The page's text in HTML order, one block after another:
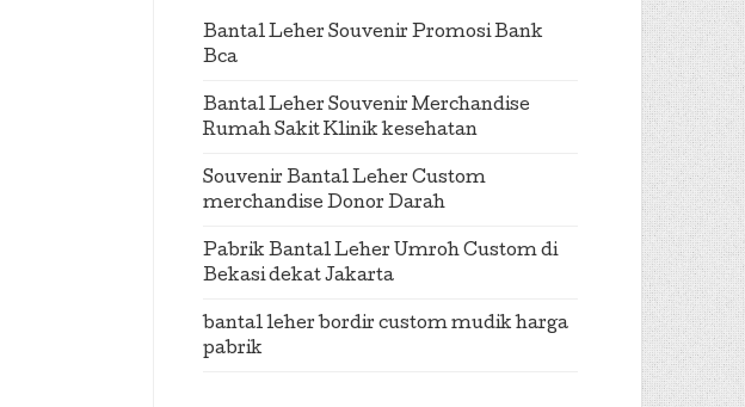
Bantal Leher Souvenir Promosi Bank
Bca
Bantal Leher Souvenir Merchandise
Rumah Sakit Klinik kesehatan
Souvenir Bantal Leher Custom
merchandise Donor Darah
Pabrik Bantal Leher Umroh Custom di
Bekasi dekat Jakarta
bantal leher bordir custom mudik harga
pabrik